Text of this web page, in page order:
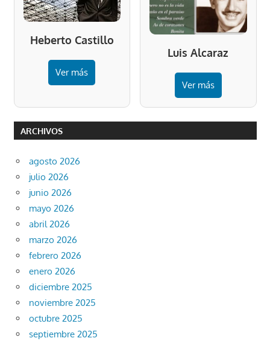
Heberto Castillo
Ver más
Luis Alcaraz
Ver más
ARCHIVOS
agosto 2026
julio 2026
junio 2026
mayo 2026
abril 2026
marzo 2026
febrero 2026
enero 2026
diciembre 2025
noviembre 2025
octubre 2025
septiembre 2025